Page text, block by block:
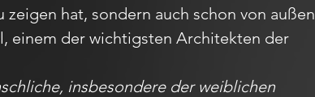
hat, sondern auch schon von außen
einem der wichtigsten Architekten der
insbesondere der weiblichen